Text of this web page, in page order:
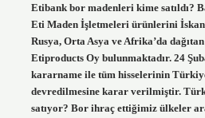
Etibank bor madenleri kime satıldı?
Eti Maden İşletmeleri ürünlerini
Rusya, Orta Asya ve Afrika’da
Etiproducts Oy bulunmaktadır. 24
kararname ile tüm hisselerinin
devredilmesine karar verilmiştir.
satıyor? Bor ihraç ettiğimiz ülkeler